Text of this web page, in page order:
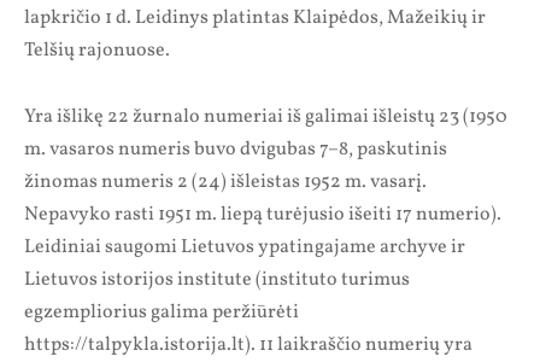
lapkričio 1 d. Leidinys platintas Klaipėdos, Mažeikių ir
Telšių rajonuose.
Yra išlikę 22 žurnalo numeriai iš galimai išleistų 23 (1950
m. vasaros numeris buvo dvigubas 7–8, paskutinis
žinomas numeris 2 (24) išleistas 1952 m. vasarį.
Nepavyko rasti 1951 m. liepą turėjusio išeiti 17 numerio).
Leidiniai saugomi Lietuvos ypatingajame archyve ir
Lietuvos istorijos institute (instituto turimus
egzempliorius galima peržiūrėti
https://talpykla.istorija.lt). 11 laikraščio numerių yra